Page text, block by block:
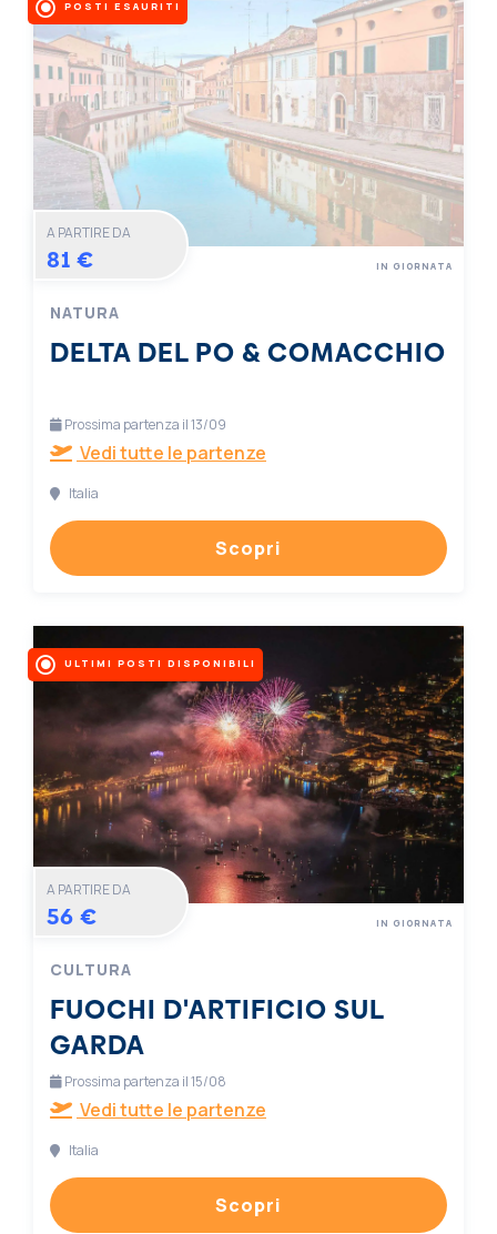
POSTI ESAURITI
A PARTIRE DA
81 €
NATURA
DELTA DEL PO & COMACCHIO
IN GIORNATA
Prossima partenza il 13/09
Vedi tutte le partenze
Italia
Scopri
ULTIMI POSTI DISPONIBILI
A PARTIRE DA
56 €
CULTURA
FUOCHI D'ARTIFICIO SUL
GARDA
IN GIORNATA
Prossima partenza il 15/08
Vedi tutte le partenze
Italia
Scopri